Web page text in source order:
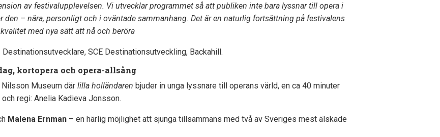
av festivalupplevelsen. Vi utvecklar programmet så att publiken inte bara lyssnar till opera i
– nära, personligt och i oväntade sammanhang. Det är en naturlig fortsättning på festivalens
med nya sätt att nå och beröra
SCE Destinationsutveckling, Backahill.
kortopera och opera-allsång
Museum där lilla holländaren bjuder in unga lyssnare till operans värld, en ca 40 minuter
regi: Anelia Kadieva Jonsson.
Malena Ernman – en härlig möjlighet att sjunga tillsammans med två av Sveriges mest älskade